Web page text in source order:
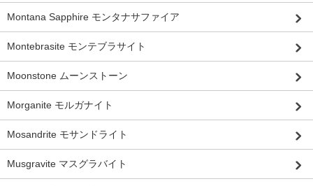
Montana Sapphire モンタナサファイア
Montebrasite モンテブラサイト
Moonstone ムーンストーン
Morganite モルガナイト
Mosandrite モサンドライト
Musgravite マスグラバイト